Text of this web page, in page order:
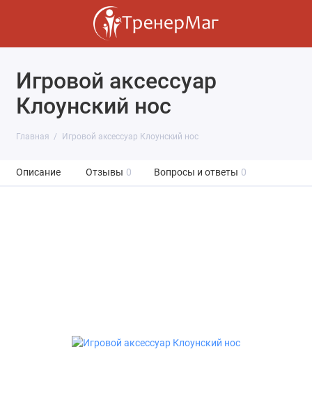
Игровой аксессуар
Клоунский нос
Главная Игровой аксессуар Клоунский нос
Описание Отзывы 0 Вопросы и ответы 0